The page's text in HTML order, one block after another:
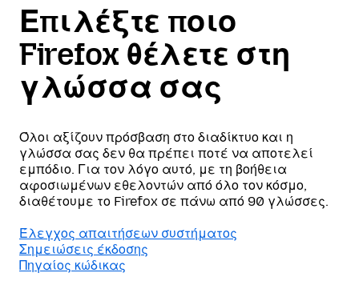
Επιλέξτε ποιο
Firefox θέλετε στη
γλώσσα σας
Όλοι αξίζουν πρόσβαση στο διαδίκτυο και η
γλώσσα σας δεν θα πρέπει ποτέ να αποτελεί
εμπόδιο. Για τον λόγο αυτό, με τη βοήθεια
αφοσιωμένων εθελοντών από όλο τον κόσμο,
διαθέτουμε το Firefox σε πάνω από 90 γλώσσες.
Έλεγχος απαιτήσεων συστήματος
Σημειώσεις έκδοσης
Πηγαίος κώδικας